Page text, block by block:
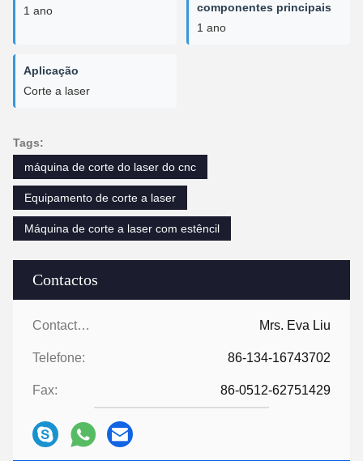
Contactos
Contactos: Mrs. Eva Liu
Telefone: 86-134-16743702
Fax: 86-0512-62751429
1 ano
componentes principais
1 ano
Aplicação
Corte a laser
Tags:
máquina de corte do laser do cnc
Equipamento de corte a laser
Máquina de corte a laser com estêncil